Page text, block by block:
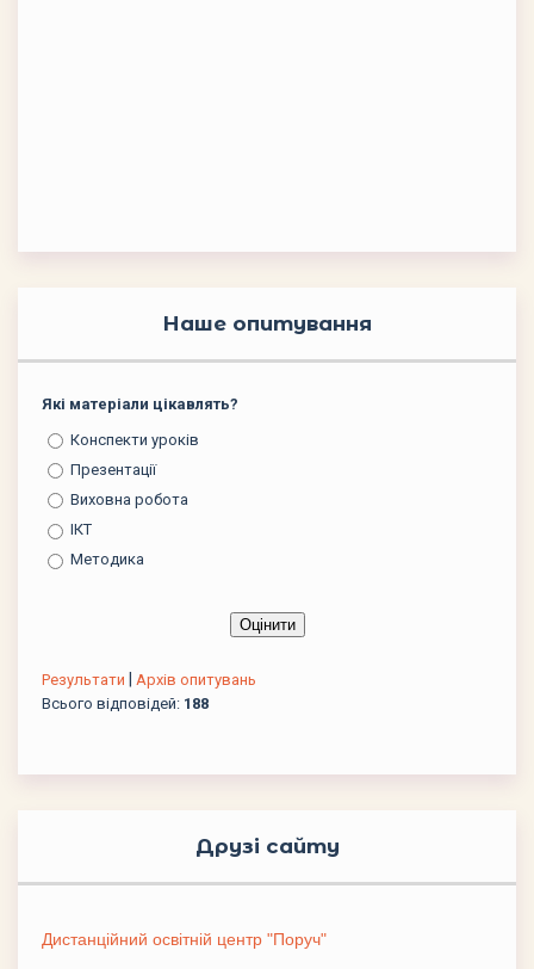
Наше опитування
Які матеріали цікавлять?
Конспекти уроків
Презентації
Виховна робота
ІКТ
Методика
Результати
Архів опитувань
Всього відповідей: 188
Друзі сайту
Дистанційний освітній центр "Поруч"